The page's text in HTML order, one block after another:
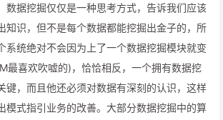
数据挖掘仅仅是一种思考方式，告诉我们应该
知识，但不是每个数据都能挖掘出金子的，所
系统绝对不会因为上了一个数据挖掘模块就变
最喜欢吹嘘的)，恰恰相反，一个拥有数据挖
键，而且他还必须对数据有深刻的认识，这样
模式指引业务的改善。大部分数据挖掘中的算